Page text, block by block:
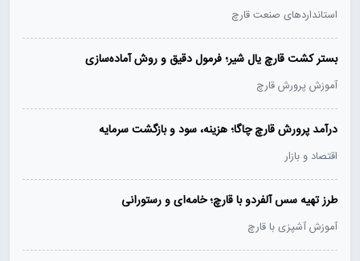
استانداردهای صنعت قارچ
بستر کشت قارچ یال شیر؛ فرمول دقیق و روش آماده‌سازی
آموزش پرورش قارچ
درآمد پرورش قارچ چاگا؛ هزینه، سود و بازگشت سرمایه
اقتصاد و بازار
طرز تهیه سس آلفردو با قارچ؛ خامه‌ای و رستورانی
آموزش آشپزی با قارچ